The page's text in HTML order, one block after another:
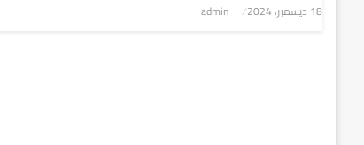
نُشر
18 ديسمبر، 2024 admin